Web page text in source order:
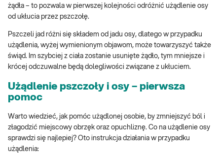
żądła – to pozwala w pierwszej kolejności odróżnić użądlenie osy
od ukłucia przez pszczołę.
Pszczeli jad różni się składem od jadu osy, dlatego w przypadku
użądlenia, wyżej wymienionym objawom, może towarzyszyć także
świąd. Im szybciej z ciała zostanie usunięte żądło, tym mniejsze i
krócej odczuwalne będą dolegliwości związane z ukłuciem.
Użądlenie pszczoły i osy – pierwsza
pomoc
Warto wiedzieć, jak pomóc użądlonej osobie, by zmniejszyć ból i
złagodzić miejscowy obrzęk oraz opuchliznę. Co na użądlenie osy
sprawdzi się najlepiej? Oto instrukcja działania w przypadku
użądlenia: